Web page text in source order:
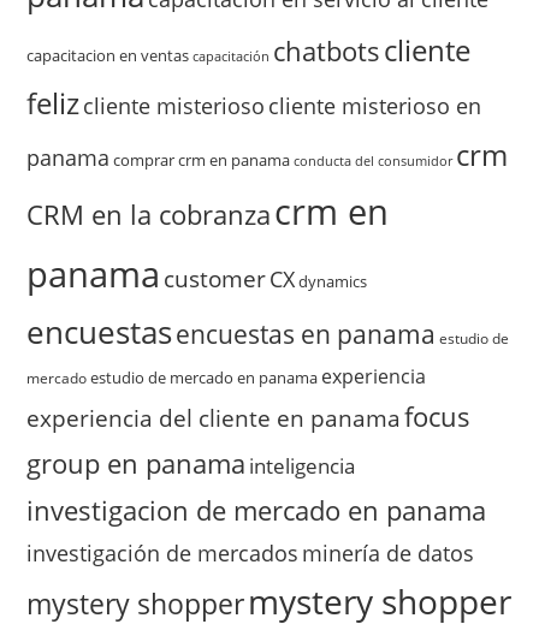
capacitacion en ventas capacitación chatbotscliente
felizcliente misterioso cliente misterioso en
panama comprar crm en panama conducta del consumidor crm
CRM en la cobranzacrm en
panama customerCXdynamics
encuestasencuestas en panama estudio de
mercado estudio de mercado en panama experiencia
experiencia del cliente en panama focus
group en panama inteligencia
investigacion de mercado en panama
investigación de mercados minería de datos
mystery shoppermystery shopper